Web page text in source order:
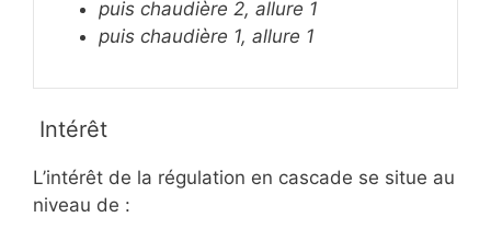
puis chaudière 2, allure 1
puis chaudière 1, allure 1
Intérêt
L’intérêt de la régulation en cascade se situe au
niveau de :